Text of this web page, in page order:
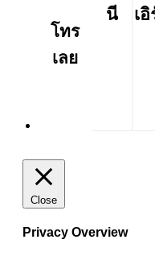
โทร
เลย
นี
เ
Close
Privacy Overview